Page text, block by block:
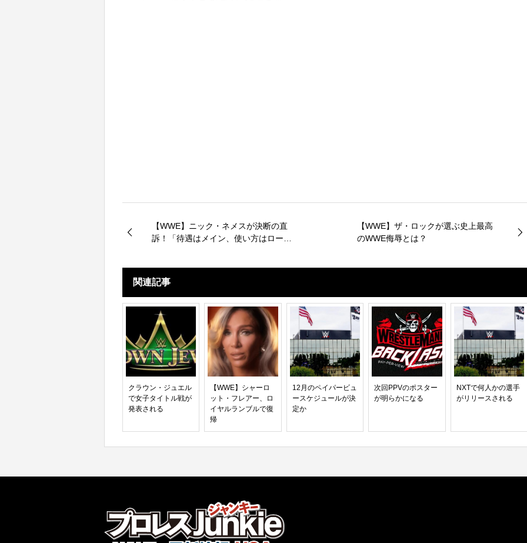
【WWE】ニック・ネメスが決断の直
訴！「待遇はメイン、使い方はローカ
【WWE】ザ・ロックが選ぶ史上最高
のWWE侮辱とは？
関連記事
クラウン・ジュエル
で女子タイトル戦が
発表される
【WWE】シャーロ
ット・フレアー、ロ
イヤルランブルで復
帰
12月のペイパービュ
ースケジュールが決
定か
次回PPVのポスター
が明らかになる
NXTで何人かの選手
がリリースされる